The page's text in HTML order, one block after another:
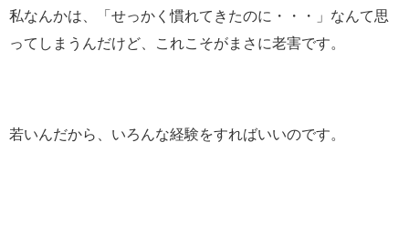
私なんかは、「せっかく慣れてきたのに・・・」なんて思
ってしまうんだけど、これこそがまさに老害です。
若いんだから、いろんな経験をすればいいのです。